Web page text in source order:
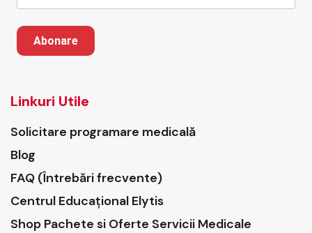
Abonare
Linkuri Utile
Solicitare programare medicală
Blog
FAQ (Întrebări frecvente)
Centrul Educațional Elytis
Shop Pachete si Oferte Servicii Medicale